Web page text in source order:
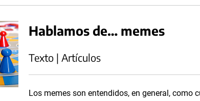
Hablamos de… memes
Texto | Artículos
Los memes son entendidos, en general, como